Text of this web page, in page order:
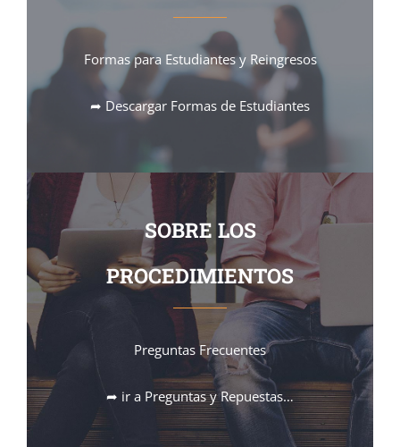
Formas para Estudiantes y Reingresos
➦ Descargar Formas de Estudiantes
SOBRE LOS
PROCEDIMIENTOS
Preguntas Frecuentes
➦ ir a Preguntas y Repuestas…